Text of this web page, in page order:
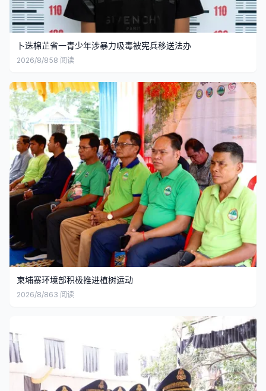
卜迭棉芷省一青少年涉暴力吸毒被宪兵移送法办
2026/8/858 阅读
柬埔寨环境部积极推进植树运动
2026/8/863 阅读